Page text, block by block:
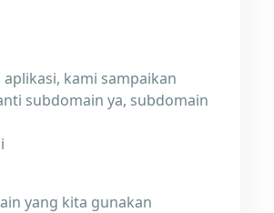
kami sampaikan
subdomain ya, subdomain
yang kita gunakan